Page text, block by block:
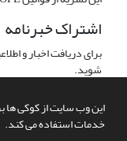
این وب سایت از کوکی ها
خدمات استفاده می کند.
اشتراک خبرنامه
برای دریافت اخبار و
شوید.